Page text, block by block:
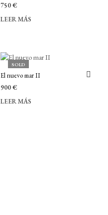
750€
LEER MÁS
SOLD
El nuevo mar II
900€
LEER MÁS